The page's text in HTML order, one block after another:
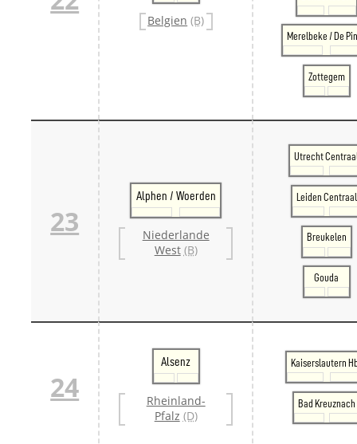
Belgien (B)
Merelbeke / De
Zottegem
23
Alphen / Woerden
Niederlande
West (B)
Utrecht
Leiden Centraal
Breukelen
Gouda
24
Alsenz
Rheinland-
Pfalz (D)
Kaiserslautern
Bad Kreuznach